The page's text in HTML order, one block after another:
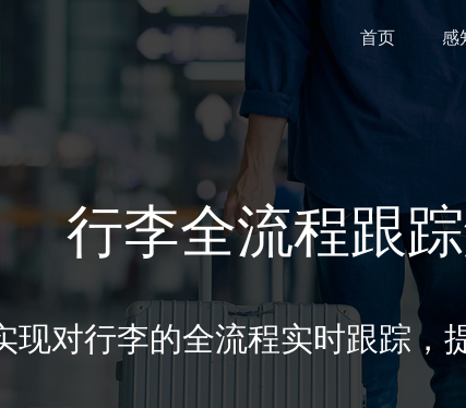
首页 感
行李全流程跟
现对行李的全流程实时跟踪，